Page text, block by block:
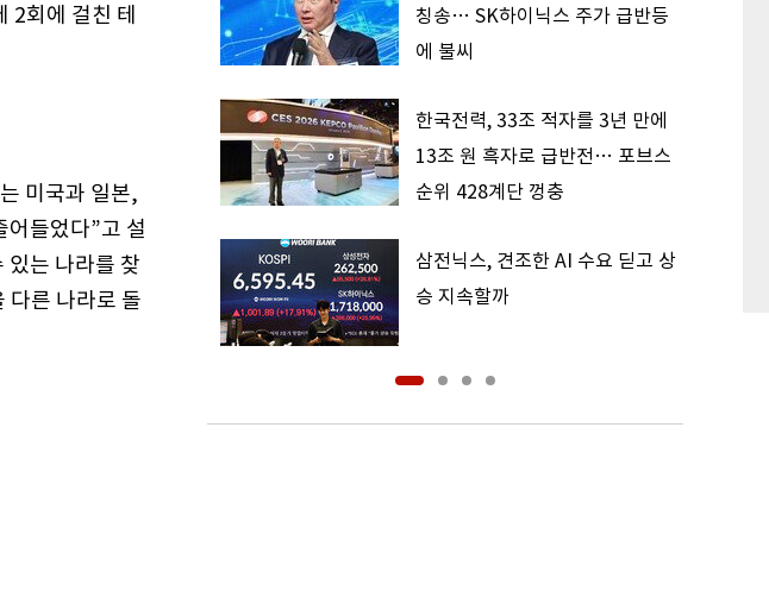
2회에 걸친 테
미국과 일본,
어들었다”고 설
있는 나라를 찾
다른 나라로 돌
칭송… SK하이닉스 주가 급반등
에 불씨
한국전력, 33조 적자를 3년 만에
13조 원 흑자로 급반전… 포브스
순위 428계단 껑충
삼전닉스, 견조한 AI 수요 딛고 상
승 지속할까